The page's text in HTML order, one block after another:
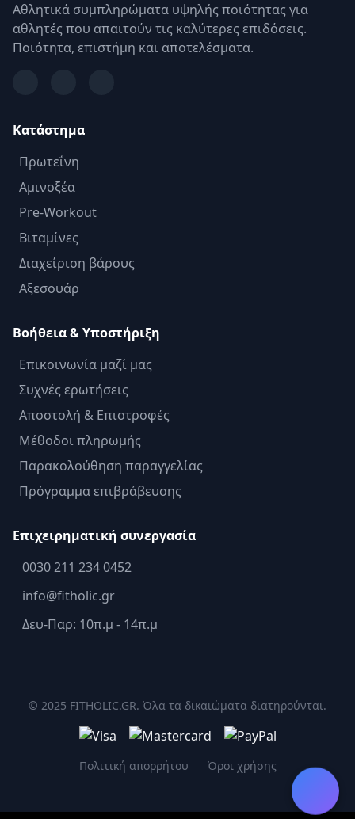
Αθλητικά συμπληρώματα υψηλής ποιότητας για
αθλητές που απαιτούν τις καλύτερες επιδόσεις.
Ποιότητα, επιστήμη και αποτελέσματα.
Κατάστημα
Πρωτεΐνη
Αμινοξέα
Pre-Workout
Βιταμίνες
Διαχείριση βάρους
Αξεσουάρ
Βοήθεια & Υποστήριξη
Επικοινωνία μαζί μας
Συχνές ερωτήσεις
Αποστολή & Επιστροφές
Μέθοδοι πληρωμής
Παρακολούθηση παραγγελίας
Πρόγραμμα επιβράβευσης
Επιχειρηματική συνεργασία
0030 211 234 0452
info@fitholic.gr
Δευ-Παρ: 10π.μ - 14π.μ
© 2025 FITHOLIC.GR. Όλα τα δικαιώματα διατηρούνται.
Πολιτική απορρήτου Όροι χρήσης